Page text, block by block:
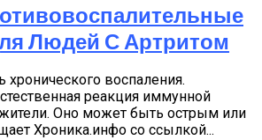
Людей С Артритом
хронического воспаления.
реакция иммунной
Оно может быть острым или
Хроника.инфо со ссылкой...